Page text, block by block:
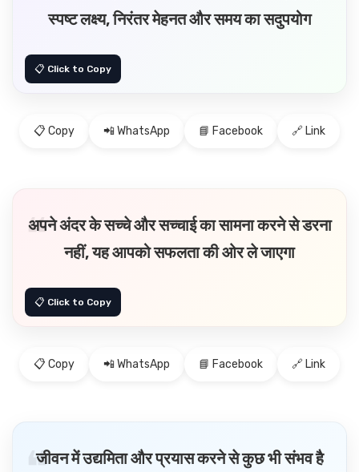
स्पष्ट लक्ष्य, निरंतर मेहनत और समय का सदुपयोग
📋 Copy 📲 WhatsApp 📘 Facebook 🔗 Link
अपने अंदर के सच्चे और सच्चाई का सामना करने से डरना
नहीं, यह आपको सफलता की ओर ले जाएगा
📋 Copy 📲 WhatsApp 📘 Facebook 🔗 Link
जीवन में उद्यमिता और प्रयास करने से कुछ भी संभव है